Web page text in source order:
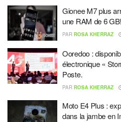
Gionee M7 plus
une RAM de 6 GB!
PAR ROSA KHERRAZ
Ooredoo :
électronique «
Poste.
PAR ROSA KHERRAZ
Moto E4 Plus :
dans la jambe en